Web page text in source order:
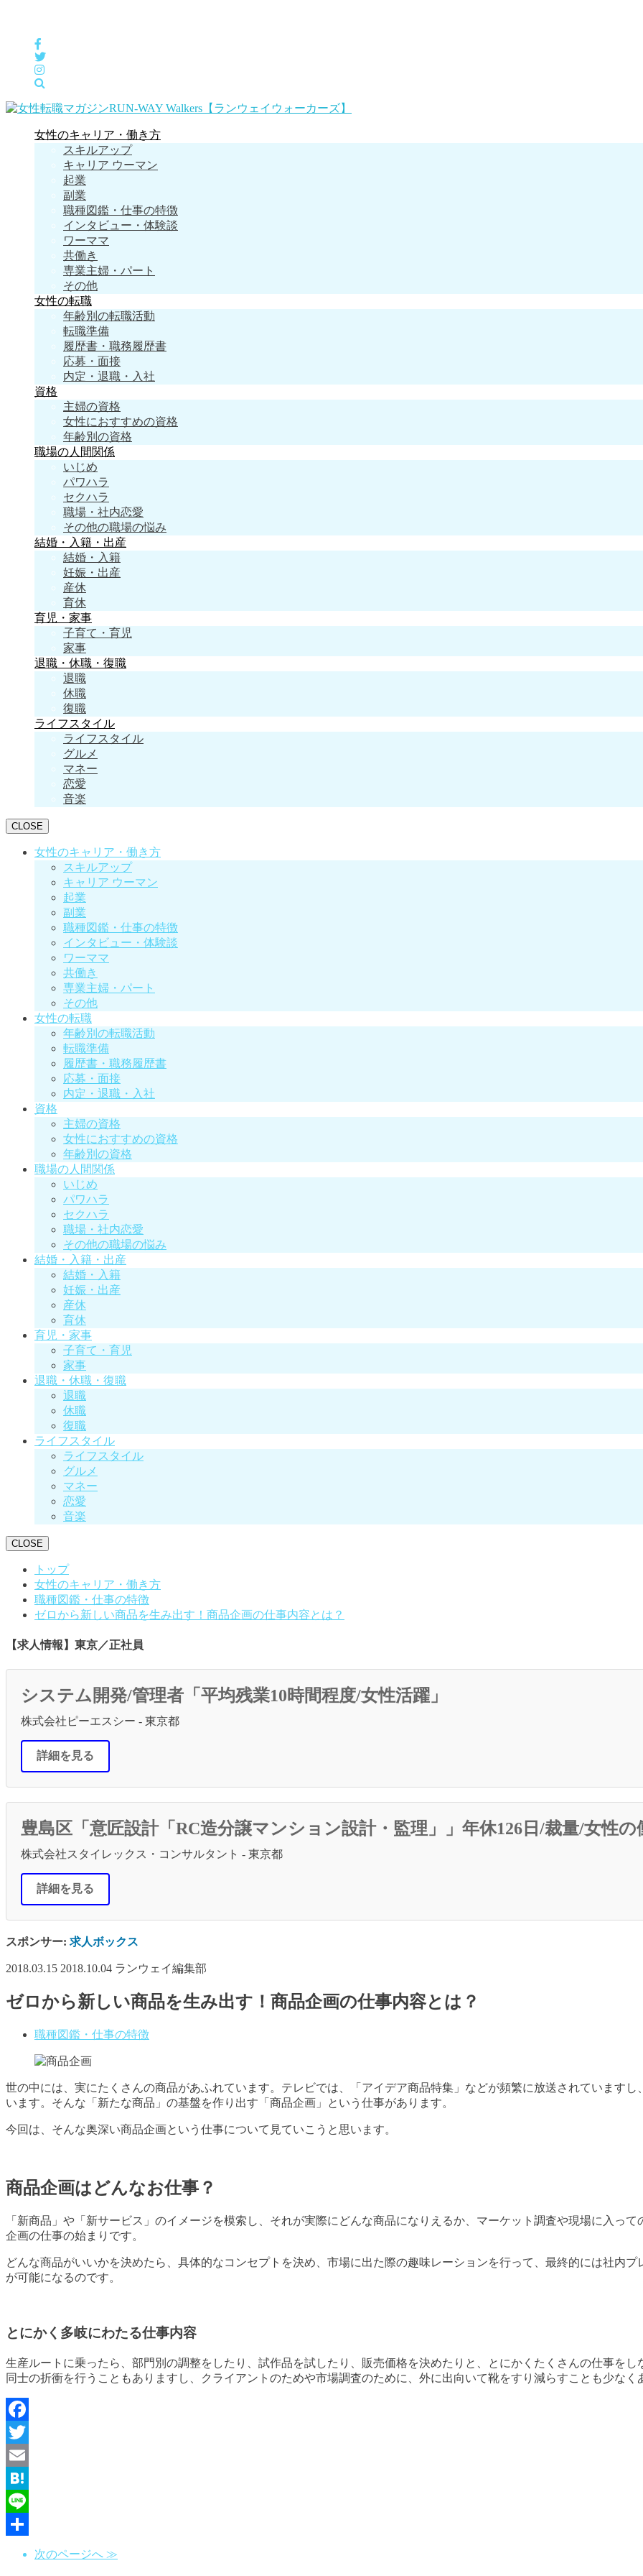
女性のキャリア・働き方
スキルアップ
キャリア ウーマン
起業
副業
職種図鑑・仕事の特徴
インタビュー・体験談
ワーママ
共働き
専業主婦・パート
その他
女性の転職
年齢別の転職活動
転職準備
履歴書・職務履歴書
応募・面接
内定・退職・入社
資格
主婦の資格
女性におすすめの資格
年齢別の資格
職場の人間関係
いじめ
パワハラ
セクハラ
職場・社内恋愛
その他の職場の悩み
結婚・入籍・出産
結婚・入籍
妊娠・出産
産休
育休
育児・家事
子育て・育児
家事
退職・休職・復職
退職
休職
復職
ライフスタイル
ライフスタイル
グルメ
マネー
恋愛
音楽
CLOSE
女性のキャリア・働き方
スキルアップ
キャリア ウーマン
起業
副業
職種図鑑・仕事の特徴
インタビュー・体験談
ワーママ
共働き
専業主婦・パート
その他
女性の転職
年齢別の転職活動
転職準備
履歴書・職務履歴書
応募・面接
内定・退職・入社
資格
主婦の資格
女性におすすめの資格
年齢別の資格
職場の人間関係
いじめ
パワハラ
セクハラ
職場・社内恋愛
その他の職場の悩み
結婚・入籍・出産
結婚・入籍
妊娠・出産
産休
育休
育児・家事
子育て・育児
家事
退職・休職・復職
退職
休職
復職
ライフスタイル
ライフスタイル
グルメ
マネー
恋愛
音楽
CLOSE
トップ
女性のキャリア・働き方
職種図鑑・仕事の特徴
ゼロから新しい商品を生み出す！商品企画の仕事内容とは？
【求人情報】東京／正社員
システム開発/管理者「平均残業10時間程度/女性活躍」
株式会社ピーエスシー - 東京都
詳細を見る
豊島区「意匠設計「RC造分譲マンション設計・監理」」年休126日/裁量/女性の
株式会社スタイレックス・コンサルタント - 東京都
詳細を見る
スポンサー: 求人ボックス
2018.03.15 2018.10.04 ランウェイ編集部
ゼロから新しい商品を生み出す！商品企画の仕事内容とは？
職種図鑑・仕事の特徴
世の中には、実にたくさんの商品があふれています。テレビでは、「アイデア商品特集」などが頻繁に放送されています
います。そんな「新たな商品」の基盤を作り出す「商品企画」という仕事があります。
今回は、そんな奥深い商品企画という仕事について見ていこうと思います。
商品企画はどんなお仕事？
「新商品」や「新サービス」のイメージを模索し、それが実際にどんな商品になりえるか、マーケット調査や現場に入っ
企画の仕事の始まりです。
どんな商品がいいかを決めたら、具体的なコンセプトを決め、市場に出た際の趣味レーションを行って、最終的には社内
が可能になるのです。
とにかく多岐にわたる仕事内容
生産ルートに乗ったら、部門別の調整をしたり、試作品を試したり、販売価格を決めたりと、とにかくたくさんの仕事を
同士の折衝を行うこともありますし、クライアントのためや市場調査のために、外に出向いて靴をすり減らすことも少なく
Facebook
Twitter
Email
Hatena
Line
次のページへ ≫